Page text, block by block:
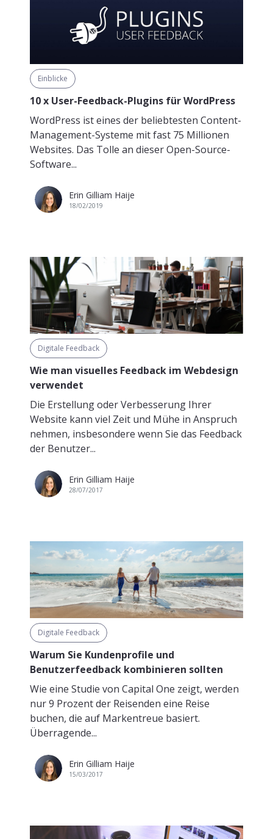
Einblicke
10 x User-Feedback-Plugins für WordPress
WordPress ist eines der beliebtesten Content-
Management-Systeme mit fast 75 Millionen
Websites. Das Tolle an dieser Open-Source-
Software...
Erin Gilliam Haije
18/02/2019
Digitale Feedback
Wie man visuelles Feedback im Webdesign
verwendet
Die Erstellung oder Verbesserung Ihrer
Website kann viel Zeit und Mühe in Anspruch
nehmen, insbesondere wenn Sie das Feedback
der Benutzer...
Erin Gilliam Haije
28/07/2017
Digitale Feedback
Warum Sie Kundenprofile und
Benutzerfeedback kombinieren sollten
Wie eine Studie von Capital One zeigt, werden
nur 9 Prozent der Reisenden eine Reise
buchen, die auf Markentreue basiert.
Überragende...
Erin Gilliam Haije
15/03/2017